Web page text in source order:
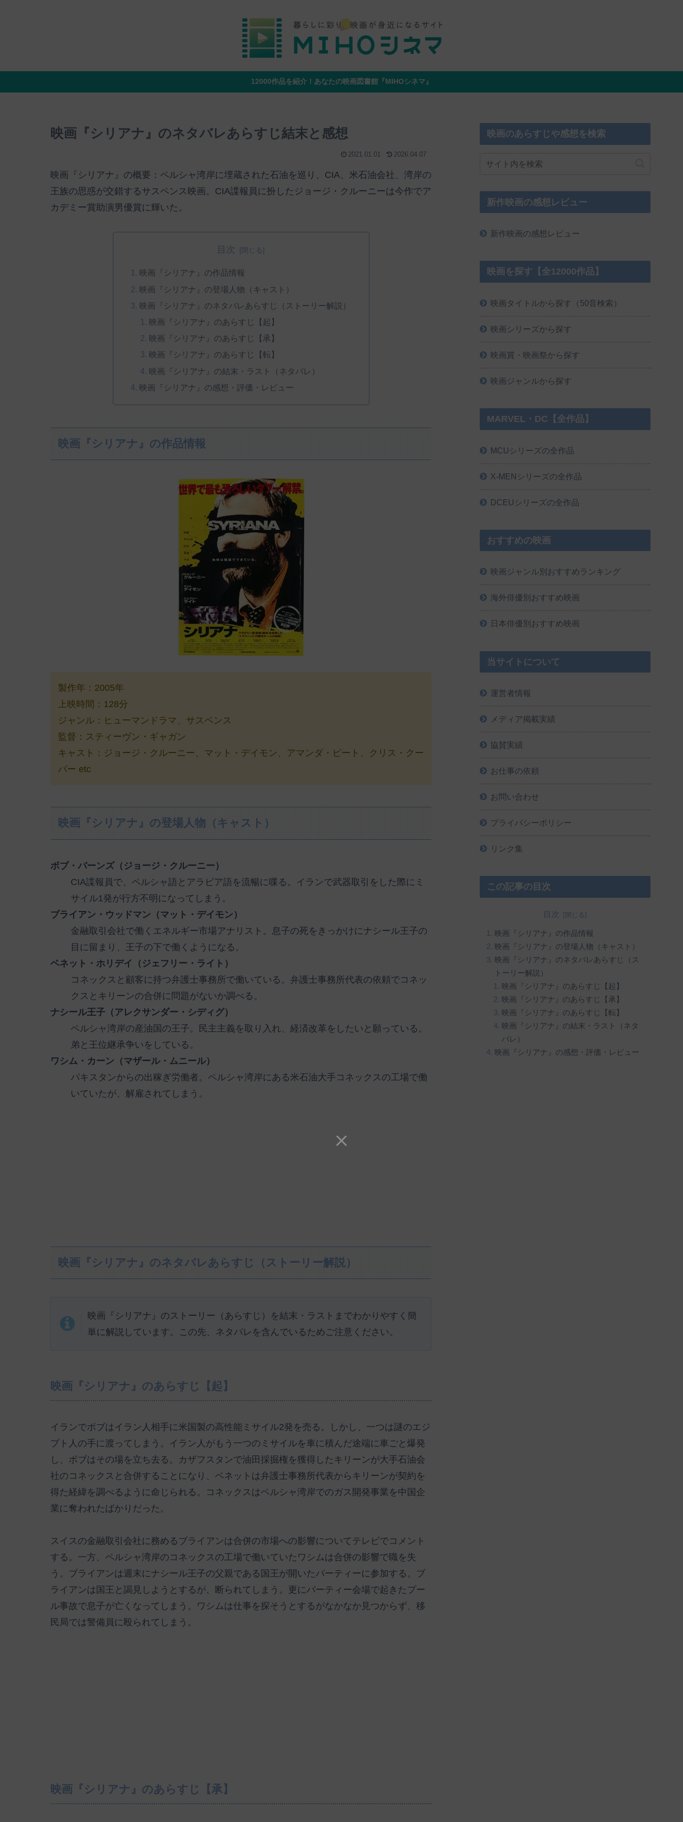
12000作品を紹介！あなたの映画図書館『MIHOシネマ』
映画『シリアナ』のネタバレあらすじ結末と感想
2021.01.01 2026.04.07
映画『シリアナ』の概要：ペルシャ湾岸に埋蔵された石油を巡り、CIA、米石油会社、湾岸の
王族の思惑が交錯するサスペンス映画。CIA諜報員に扮したジョージ・クルーニーは今作でア
カデミー賞助演男優賞に輝いた。
目次
映画『シリアナ』の作品情報
映画『シリアナ』の登場人物（キャスト）
映画『シリアナ』のネタバレあらすじ（ストーリー解説）
映画『シリアナ』のあらすじ【起】
映画『シリアナ』のあらすじ【承】
映画『シリアナ』のあらすじ【転】
映画『シリアナ』の結末・ラスト（ネタバレ）
映画『シリアナ』の感想・評価・レビュー
映画『シリアナ』の作品情報
製作年：2005年
上映時間：128分
ジャンル：ヒューマンドラマ、サスペンス
監督：スティーヴン・ギャガン
キャスト：ジョージ・クルーニー、マット・デイモン、アマンダ・ピート、クリス・クー
パー etc
映画『シリアナ』の登場人物（キャスト）
ボブ・バーンズ（ジョージ・クルーニー）
CIA諜報員で、ペルシャ語とアラビア語を流暢に喋る。イランで武器取引をした際にミ
サイル1発が行方不明になってしまう。
ブライアン・ウッドマン（マット・デイモン）
金融取引会社で働くエネルギー市場アナリスト。息子の死をきっかけにナシール王子の
目に留まり、王子の下で働くようになる。
ベネット・ホリデイ（ジェフリー・ライト）
コネックスと顧客に持つ弁護士事務所で働いている。弁護士事務所代表の依頼でコネッ
クスとキリーンの合併に問題がないか調べる。
ナシール王子（アレクサンダー・シディグ）
ペルシャ湾岸の産油国の王子。民主主義を取り入れ、経済改革をしたいと願っている。
弟と王位継承争いをしている。
ワシム・カーン（マザール・ムニール）
パキスタンからの出稼ぎ労働者。ペルシャ湾岸にある米石油大手コネックスの工場で働
いていたが、解雇されてしまう。
映画『シリアナ』のネタバレあらすじ（ストーリー解説）
映画『シリアナ』のストーリー（あらすじ）を結末・ラストまでわかりやすく簡
単に解説しています。この先、ネタバレを含んでいるためご注意ください。
映画『シリアナ』のあらすじ【起】
イランでボブはイラン人相手に米国製の高性能ミサイル2発を売る。しかし、一つは謎のエジ
プト人の手に渡ってしまう。イラン人がもう一つのミサイルを車に積んだ途端に車ごと爆発
し、ボブはその場を立ち去る。カザフスタンで油田採掘権を獲得したキリーンが大手石油会
社のコネックスと合併することになり、ベネットは弁護士事務所代表からキリーンが契約を
得た経緯を調べるように命じられる。コネックスはペルシャ湾岸でのガス開発事業を中国企
業に奪われたばかりだった。
スイスの金融取引会社に務めるブライアンは合併の市場への影響についてテレビでコメント
する。一方、ペルシャ湾岸のコネックスの工場で働いていたワシムは合併の影響で職を失
う。ブライアンは週末にナシール王子の父親である国王が開いたパーティーに参加する。ブ
ライアンは国王と謁見しようとするが、断られてしまう。更にパーティー会場で起きたプー
ル事故で息子が亡くなってしまう。ワシムは仕事を探そうとするがなかなか見つからず、移
民局では警備員に殴られてしまう。
映画『シリアナ』のあらすじ【承】
映画のあらすじや感想を検索
新作映画の感想レビュー
新作映画の感想レビュー
映画を探す【全12000作品】
映画タイトルから探す（50音検索）
映画シリーズから探す
映画賞・映画祭から探す
映画ジャンルから探す
MARVEL・DC【全作品】
MCUシリーズの全作品
X-MENシリーズの全作品
DCEUシリーズの全作品
おすすめの映画
映画ジャンル別おすすめランキング
海外俳優別おすすめ映画
日本俳優別おすすめ映画
当サイトについて
運営者情報
メディア掲載実績
協賛実績
お仕事の依頼
お問い合わせ
プライバシーポリシー
リンク集
この記事の目次
目次
映画『シリアナ』の作品情報
映画『シリアナ』の登場人物（キャスト）
映画『シリアナ』のネタバレあらすじ（ス
トーリー解説）
映画『シリアナ』のあらすじ【起】
映画『シリアナ』のあらすじ【承】
映画『シリアナ』のあらすじ【転】
映画『シリアナ』の結末・ラスト（ネタ
バレ）
映画『シリアナ』の感想・評価・レビュー